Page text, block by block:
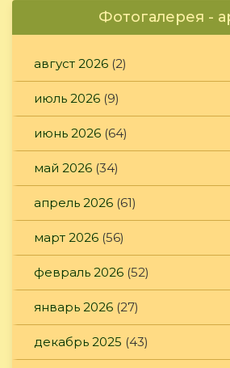
Фотогалерея -
август 2026 (2)
июль 2026 (9)
июнь 2026 (64)
май 2026 (34)
апрель 2026 (61)
март 2026 (56)
февраль 2026 (52)
январь 2026 (27)
декабрь 2025 (43)